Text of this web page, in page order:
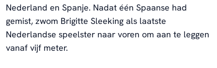
Nederland en Spanje. Nadat één Spaanse had
gemist, zwom Brigitte Sleeking als laatste
Nederlandse speelster naar voren om aan te leggen
vanaf vijf meter.